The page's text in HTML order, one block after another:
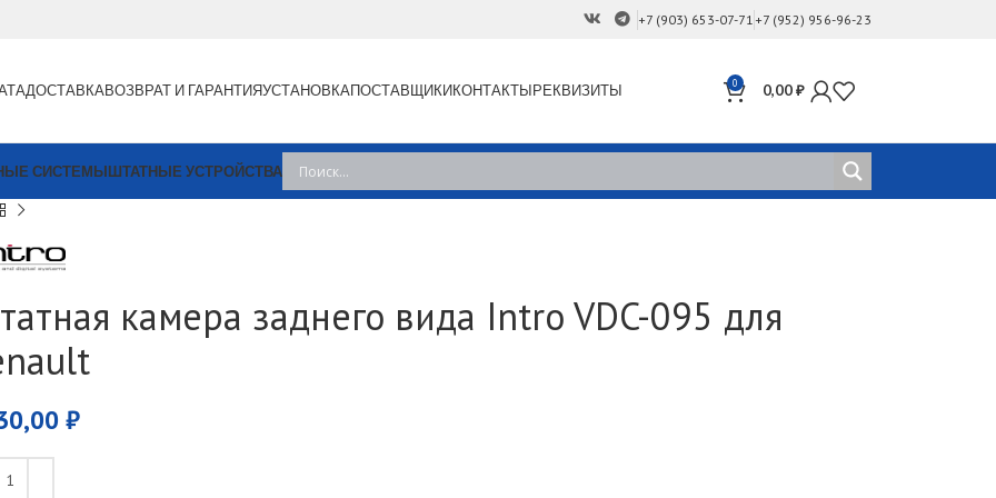
+7 (903) 653-07-71 +7 (952) 956-96-23
ДОСТАВКАВОЗВРАТ И ГАРАНТИЯУСТАНОВКАПОСТАВЩИКИКОНТАКТЫРЕКВИЗИТЫ 0 0,00₽
СИСТЕМЫШТАТНЫЕ УСТРОЙСТВА
камера заднего вида Intro VDC-095 для
₽